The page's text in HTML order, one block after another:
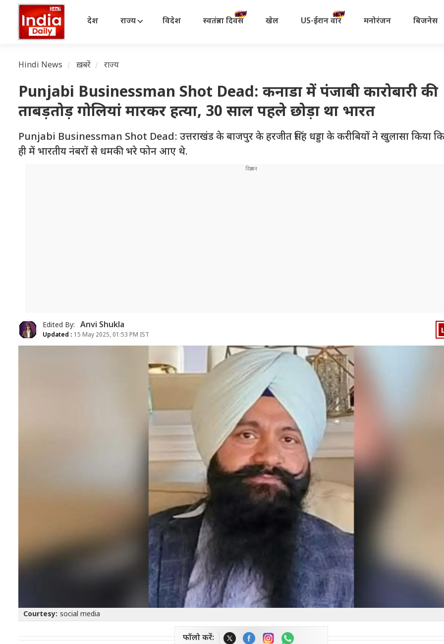
देश राज्य विदेश स्वतंत्रता दिवस खेल US-ईरान वॉर मनोरंजन बिजनेस
Hindi News ख़बरें राज्य
Punjabi Businessman Shot Dead: कनाडा में पंजाबी कारोबारी की
ताबड़तोड़ गोलियां मारकर हत्या, 30 साल पहले छोड़ा था भारत
Punjabi Businessman Shot Dead: उत्तराखंड के बाजपुर के हरजीत सिंह धड्डा के करीबियों ने खुलासा किया
ही में भारतीय नंबरों से धमकी भरे फोन आए थे.
Edited By: Anvi Shukla
Updated : 15 May 2025, 01:53 PM IST
Courtesy: social media
फॉलो करें: